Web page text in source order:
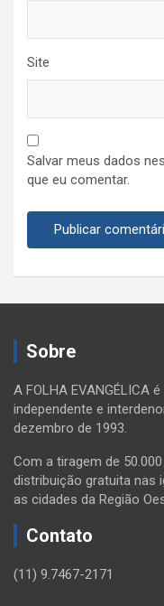
Site
Salvar meus dados
que eu comentar.
Sobre
A FOLHA EVANGÉLICA
independente e
dezembro de 1993.
Com a tiragem de
distribuição gratuita nas
as cidades da Região
Contato
(11) 9.7467-2171